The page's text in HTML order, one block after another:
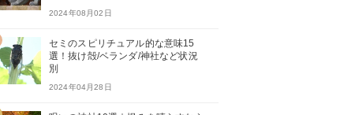
2024年08月02日
セミのスピリチュアル的な意味15
選！抜け殻/ベランダ/神社など状況
別
2024年04月28日